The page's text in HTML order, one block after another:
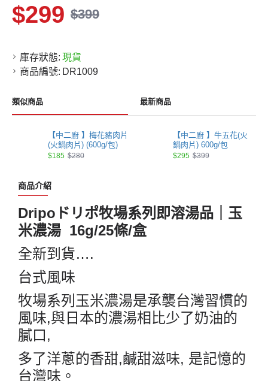
庫存狀態: 現貨
商品編號: DR1009
$299 $399
類似商品 最新商品
【中二廚 】梅花豬肉片
(火鍋肉片) (600g/包)
$185 $280
【中二廚 】牛五花(火
鍋肉片) 600g/包
$295 $399
商品介紹
Dripo ドリポ牧場系列即溶湯品｜玉
米濃湯 16g/25條/盒
全新到貨….
台式風味
牧場系列玉米濃湯是承襲台灣習慣的
風味,與日本的濃湯相比少了奶油的
膩口,
多了洋蔥的香甜,鹹甜滋味, 是記憶的
台灣味。